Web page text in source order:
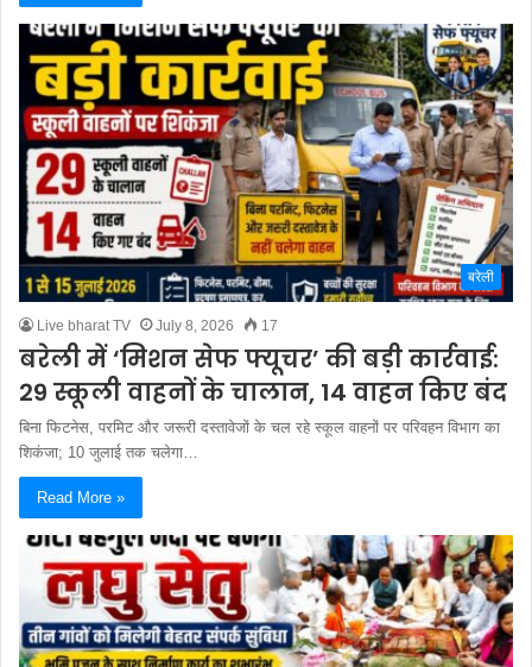
बरेली
Live bharat TV July 8, 2026 17
बरेली में ‘मिशन सेफ फ्यूचर’ की बड़ी कार्रवाई:
29 स्कूली वाहनों के चालान, 14 वाहन किए बंद
बिना फिटनेस, परमिट और जरूरी दस्तावेजों के चल रहे स्कूल वाहनों पर परिवहन विभाग का
शिकंजा; 10 जुलाई तक चलेगा…
Read More »